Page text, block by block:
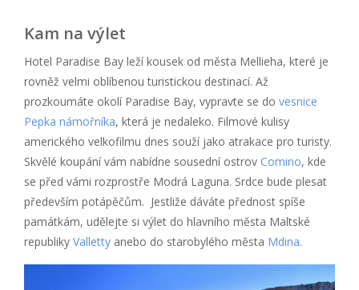
Kam na výlet
Hotel Paradise Bay leží kousek od města Mellieha, které je
rovněž velmi oblíbenou turistickou destinací. Až
prozkoumáte okolí Paradise Bay, vypravte se do vesnice
Pepka námořníka, která je nedaleko. Filmové kulisy
amerického velkofilmu dnes souží jako atrakace pro turisty.
Skvělé koupání vám nabídne sousední ostrov Comino, kde
se před vámi rozprostře Modrá Laguna. Srdce bude plesat
především potápěčům. Jestliže dáváte přednost spíše
památkám, udělejte si výlet do hlavního města Maltské
republiky Valletty anebo do starobylého města Mdina.